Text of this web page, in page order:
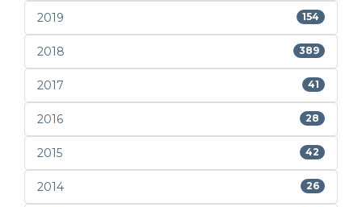
2019 154
2018 389
2017 41
2016 28
2015 42
2014 26